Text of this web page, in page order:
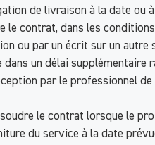
de livraison à la date
le contrat, dans les
ou par un écrit sur un
un délai supplémentaire
par le professionnel
le contrat lorsque le
du service à la date